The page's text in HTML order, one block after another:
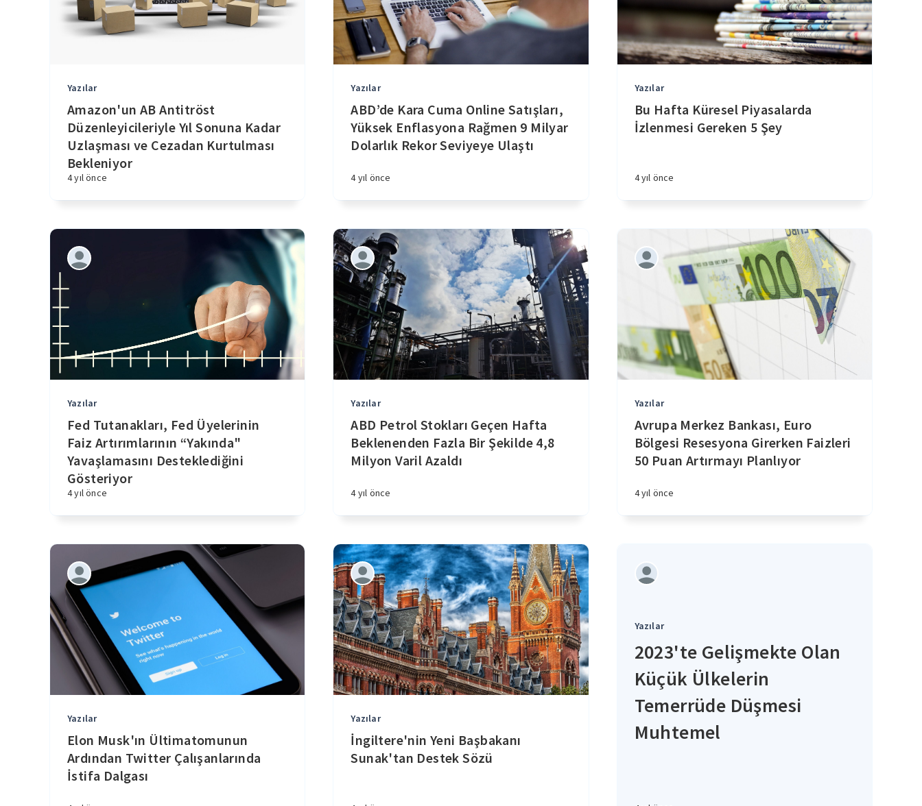
Yazılar
Amazon'un AB Antitröst
Düzenleyicileriyle Yıl Sonuna Kadar
Uzlaşması ve Cezadan Kurtulması
Bekleniyor
4 yıl önce
Yazılar
ABD’de Kara Cuma Online Satışları,
Yüksek Enflasyona Rağmen 9 Milyar
Dolarlık Rekor Seviyeye Ulaştı
4 yıl önce
Yazılar
Bu Hafta Küresel Piyasalarda
İzlenmesi Gereken 5 Şey
4 yıl önce
Yazılar
Fed Tutanakları, Fed Üyelerinin
Faiz Artırımlarının “Yakında"
Yavaşlamasını Desteklediğini
Gösteriyor
4 yıl önce
Yazılar
ABD Petrol Stokları Geçen Hafta
Beklenenden Fazla Bir Şekilde 4,8
Milyon Varil Azaldı
4 yıl önce
Yazılar
Avrupa Merkez Bankası, Euro
Bölgesi Resesyona Girerken Faizleri
50 Puan Artırmayı Planlıyor
4 yıl önce
Yazılar
Elon Musk'ın Ültimatomunun
Ardından Twitter Çalışanlarında
İstifa Dalgası
Yazılar
İngiltere'nin Yeni Başbakanı
Sunak'tan Destek Sözü
Yazılar
2023'te Gelişmekte Olan
Küçük Ülkelerin
Temerrüde Düşmesi
Muhtemel